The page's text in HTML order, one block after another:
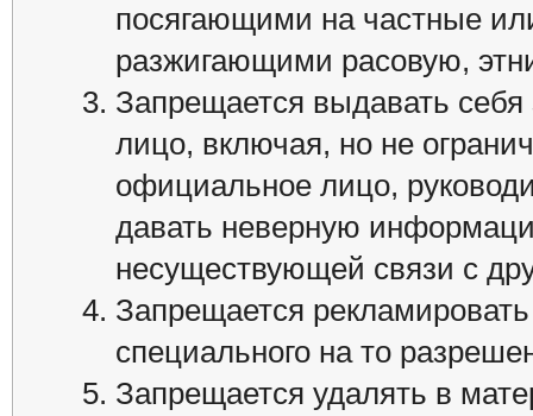
посягающими на частные
разжигающими расовую,
Запрещается выдавать
лицо, включая, но не
официальное лицо,
давать неверную
несуществующей связи с
Запрещается
специального на то
Запрещается удалять в